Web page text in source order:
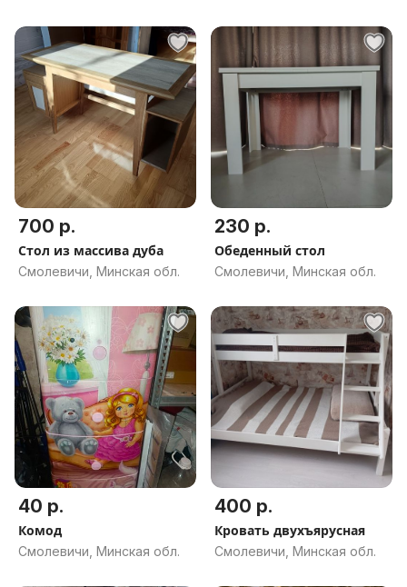
700 р.
Стол из массива дуба
Смолевичи, Минская обл.
230 р.
Обеденный стол
Смолевичи, Минская обл.
40 р.
Комод
Смолевичи, Минская обл.
400 р.
Кровать двухъярусная
Смолевичи, Минская обл.